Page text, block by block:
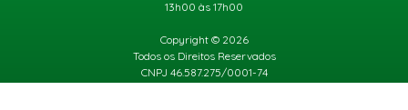
13h00 às 17h00
Copyright © 2026
Todos os Direitos Reservados
CNPJ 46.587.275/0001-74